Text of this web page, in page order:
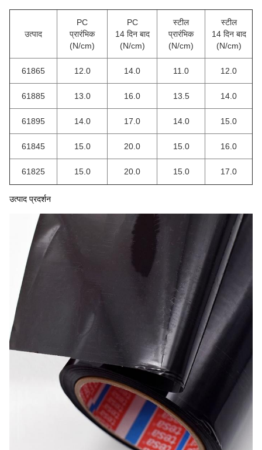
उत्पाद
PC
प्रारंभिक
(N/cm)
PC
14 दिन बाद
(N/cm)
स्टील
प्रारंभिक
(N/cm)
स्टील
14 दिन बाद
(N/cm)
61865 12.0 14.0 11.0 12.0
61885 13.0 16.0 13.5 14.0
61895 14.0 17.0 14.0 15.0
61845 15.0 20.0 15.0 16.0
61825 15.0 20.0 15.0 17.0
उत्पाद प्रदर्शन